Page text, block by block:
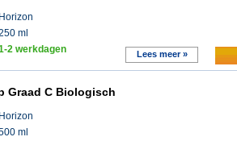
Horizon
ml
2 werkdagen Lees meer »
Graad C Biologisch
Horizon
ml